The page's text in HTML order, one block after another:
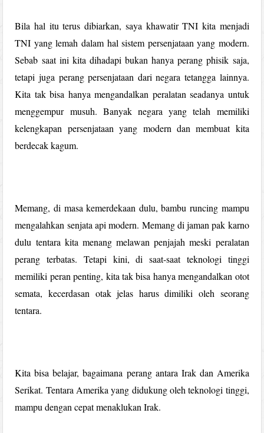
Bila hal itu terus dibiarkan, saya khawatir TNI kita menjadi
TNI yang lemah dalam hal sistem persenjataan yang modern.
Sebab saat ini kita dihadapi bukan hanya perang phisik saja,
tetapi juga perang persenjataan dari negara tetangga lainnya.
Kita tak bisa hanya mengandalkan peralatan seadanya untuk
menggempur musuh. Banyak negara yang telah memiliki
kelengkapan persenjataan yang modern dan membuat kita
berdecak kagum.
Memang, di masa kemerdekaan dulu, bambu runcing mampu
mengalahkan senjata api modern. Memang di jaman pak karno
dulu tentara kita menang melawan penjajah meski peralatan
perang terbatas. Tetapi kini, di saat-saat teknologi tinggi
memiliki peran penting, kita tak bisa hanya mengandalkan otot
semata, kecerdasan otak jelas harus dimiliki oleh seorang
tentara.
Kita bisa belajar, bagaimana perang antara Irak dan Amerika
Serikat. Tentara Amerika yang didukung oleh teknologi tinggi,
mampu dengan cepat menaklukan Irak.